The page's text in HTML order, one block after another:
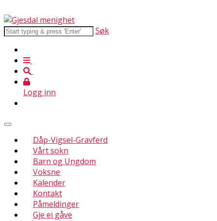
Søk
Logg inn
Dåp-Vigsel-Gravferd
Vårt sokn
Barn og Ungdom
Voksne
Kalender
Kontakt
Påmeldinger
Gje ei gåve